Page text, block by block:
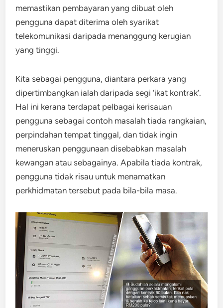
memastikan pembayaran yang dibuat oleh
pengguna dapat diterima oleh syarikat
telekomunikasi daripada menanggung kerugian
yang tinggi.
Kita sebagai pengguna, diantara perkara yang
dipertimbangkan ialah daripada segi ‘ikat kontrak’.
Hal ini kerana terdapat pelbagai kerisauan
pengguna sebagai contoh masalah tiada rangkaian,
perpindahan tempat tinggal, dan tidak ingin
meneruskan penggunaan disebabkan masalah
kewangan atau sebagainya. Apabila tiada kontrak,
pengguna tidak risau untuk menamatkan
perkhidmatan tersebut pada bila-bila masa.